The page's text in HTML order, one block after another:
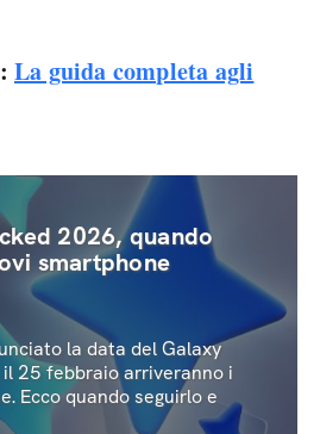
La guida completa agli
2026, quando
smartphone
la data del Galaxy
25 febbraio arriveranno i
Ecco quando seguirlo e